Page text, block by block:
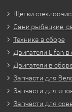
Щетки
Сани рыбацкие,
Техника в сборе
Двигатели Lifan в
Двигатели в
Запчасти для
Запчасти для
Запчасти для